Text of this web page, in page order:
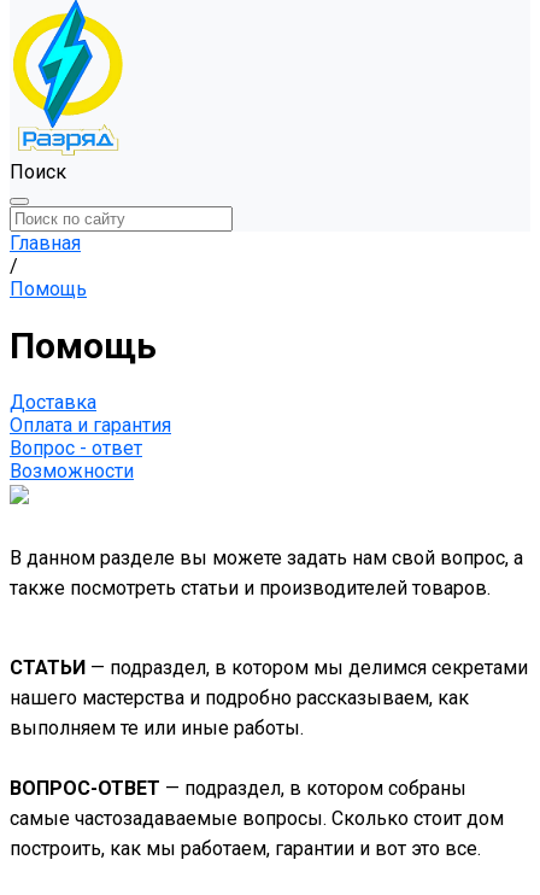
Поиск
Главная
/
Помощь
Помощь
Доставка
Оплата и гарантия
Вопрос - ответ
Возможности
В данном разделе вы можете задать нам свой вопрос, а
также посмотреть статьи и производителей товаров.
СТАТЬИ — подраздел, в котором мы делимся секретами
нашего мастерства и подробно рассказываем, как
выполняем те или иные работы.
ВОПРОС-ОТВЕТ — подраздел, в котором собраны
самые частозадаваемые вопросы. Сколько стоит дом
построить, как мы работаем, гарантии и вот это все.